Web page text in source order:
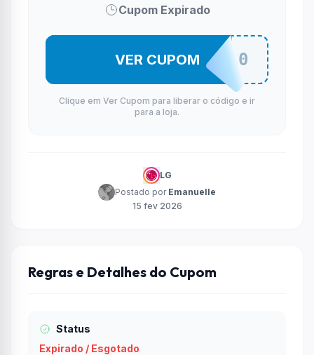
Cupom Expirado
DESCAV10
VER CUPOM
Clique em Ver Cupom para liberar o código e ir
para a loja.
LG
Postado por Emanuelle
15 fev 2026
Regras e Detalhes do Cupom
Status
Expirado / Esgotado